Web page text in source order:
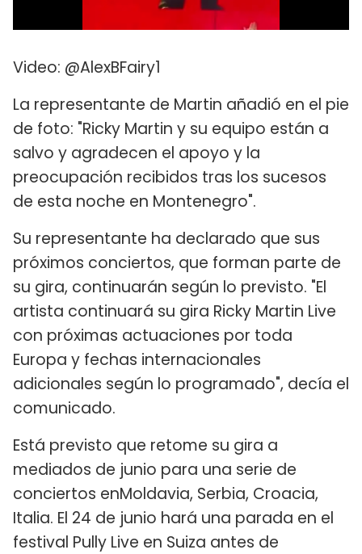
Video: @AlexBFairy1
La representante de Martin añadió en el pie
de foto: "Ricky Martin y su equipo están a
salvo y agradecen el apoyo y la
preocupación recibidos tras los sucesos
de esta noche en Montenegro".
Su representante ha declarado que sus
próximos conciertos, que forman parte de
su gira, continuarán según lo previsto. "El
artista continuará su gira Ricky Martin Live
con próximas actuaciones por toda
Europa y fechas internacionales
adicionales según lo programado", decía el
comunicado.
Está previsto que retome su gira a
mediados de junio para una serie de
conciertos enMoldavia, Serbia, Croacia,
Italia. El 24 de junio hará una parada en el
festival Pully Live en Suiza antes de